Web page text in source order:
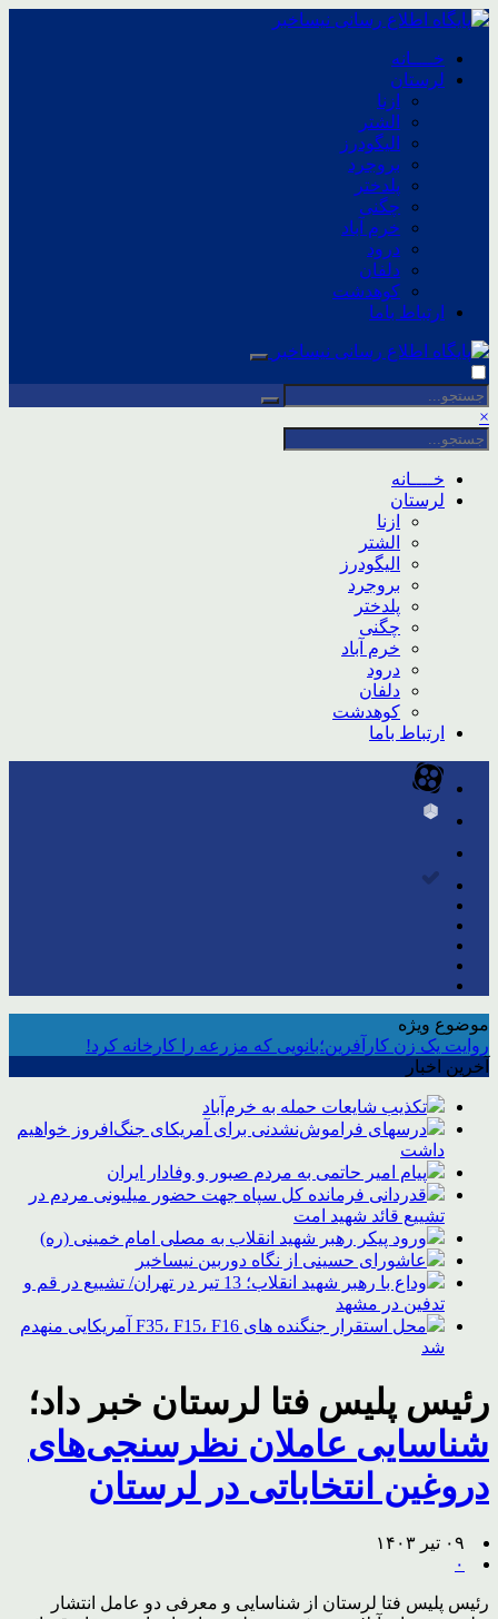
خــــانه
لرستان
ازنا
الشتر
الیگودرز
بروجرد
پلدختر
چگنی
خرم آباد
درود
دلفان
کوهدشت
ارتباط باما
×
خــــانه
لرستان
ازنا
الشتر
الیگودرز
بروجرد
پلدختر
چگنی
خرم آباد
درود
دلفان
کوهدشت
ارتباط باما
موضوع ویژه
روایت یک زن کارآفرین؛بانویی که مزرعه را کارخانه کرد!
آخرین اخبار
تکذیب شایعات حمله به خرم‌آباد
درسهای فراموش‌نشدنی برای آمریکای جنگ‌افروز خواهیم
داشت
پیام امیر حاتمی به مردم صبور و وفادار ایران
قدردانی فرمانده کل سپاه جهت حضور میلیونی مردم در
تشییع قائد شهید امت
ورود پیکر رهبر شهید انقلاب به مصلی امام خمینی (ره)
عاشورای حسینی از نگاه دوربین نیساخبر
وداع با رهبر شهید انقلاب؛ 13 تیر در تهران/ تشییع در قم و
تدفین در مشهد
محل استقرار جنگنده های F35، F15، F16 آمریکایی منهدم
شد
رئیس پلیس فتا لرستان خبر داد؛
شناسایی عاملان نظرسنجی‌های
دروغین انتخاباتی در لرستان
۰۹ تیر ۱۴۰۳
۰
رئیس پلیس فتا لرستان از شناسایی و معرفی دو عامل انتشار